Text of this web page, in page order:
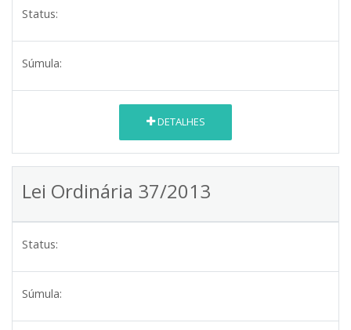
Status:
Súmula:
DETALHES
Lei Ordinária 37/2013
Status:
Súmula: